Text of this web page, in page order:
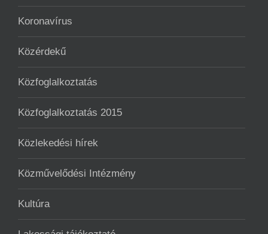
Koronavírus
Közérdekű
Közfoglalkoztatás
Közfoglalkoztatás 2015
Közlekedési hírek
Közművelődési Intézmény
Kultúra